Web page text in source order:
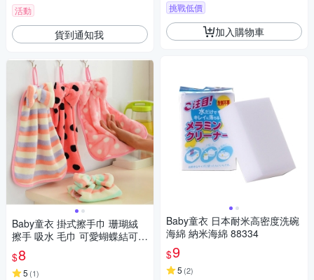
活動
貨到通知我
Baby童衣 掛式擦手巾 珊瑚絨
擦手 吸水 毛巾 可愛蝴蝶結可掛
式珊瑚絨擦手巾 88479
$8
5 (1)
挑戰低價
加入購物車
Baby童衣 日本耐米高密度洗碗
海綿 納米海綿 88334
$9
5 (2)